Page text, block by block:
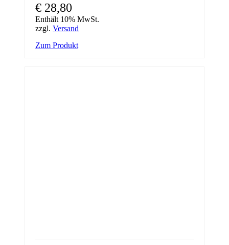
€ 28,80
Enthält 10% MwSt.
zzgl. Versand
Zum Produkt